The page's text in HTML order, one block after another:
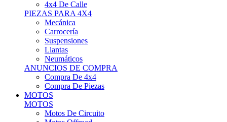
4x4 De Calle
PIEZAS PARA 4X4
Mecánica
Carrocería
Suspensiones
Llantas
Neumáticos
ANUNCIOS DE COMPRA
Compra De 4x4
Compra De Piezas
MOTOS
MOTOS
Motos De Circuito